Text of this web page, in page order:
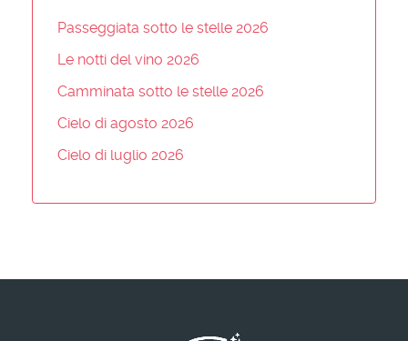
Passeggiata sotto le stelle 2026
Le notti del vino 2026
Camminata sotto le stelle 2026
Cielo di agosto 2026
Cielo di luglio 2026